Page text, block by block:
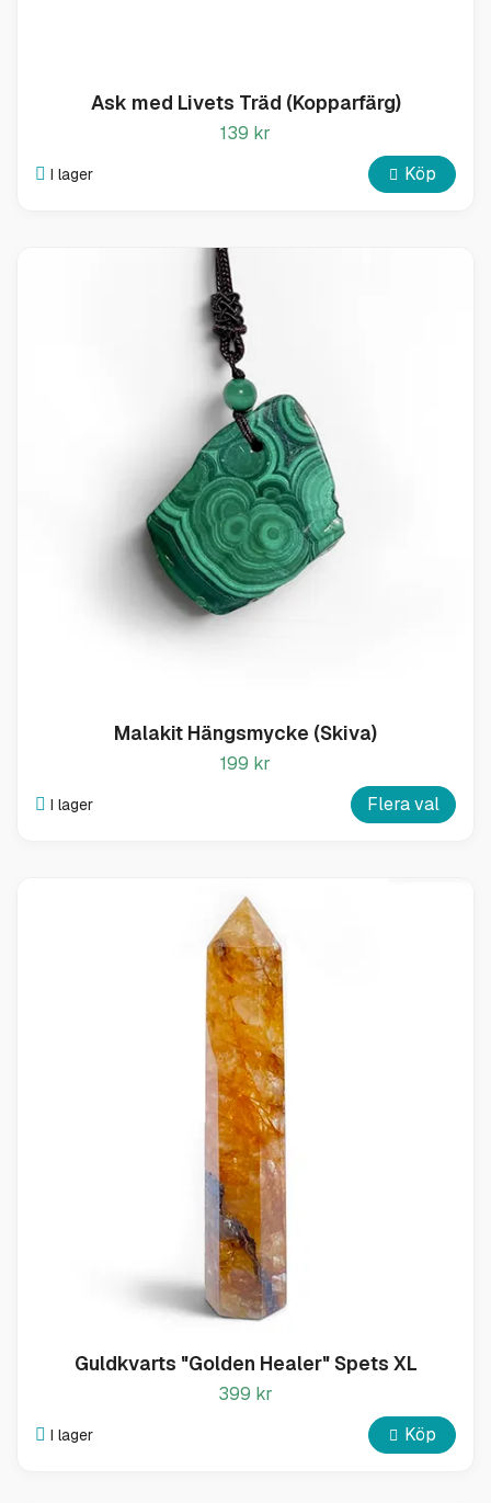
Ask med Livets Träd (Kopparfärg)
139 kr
I lager Köp
Malakit Hängsmycke (Skiva)
199 kr
I lager Flera val
Guldkvarts "Golden Healer" Spets XL
399 kr
I lager Köp